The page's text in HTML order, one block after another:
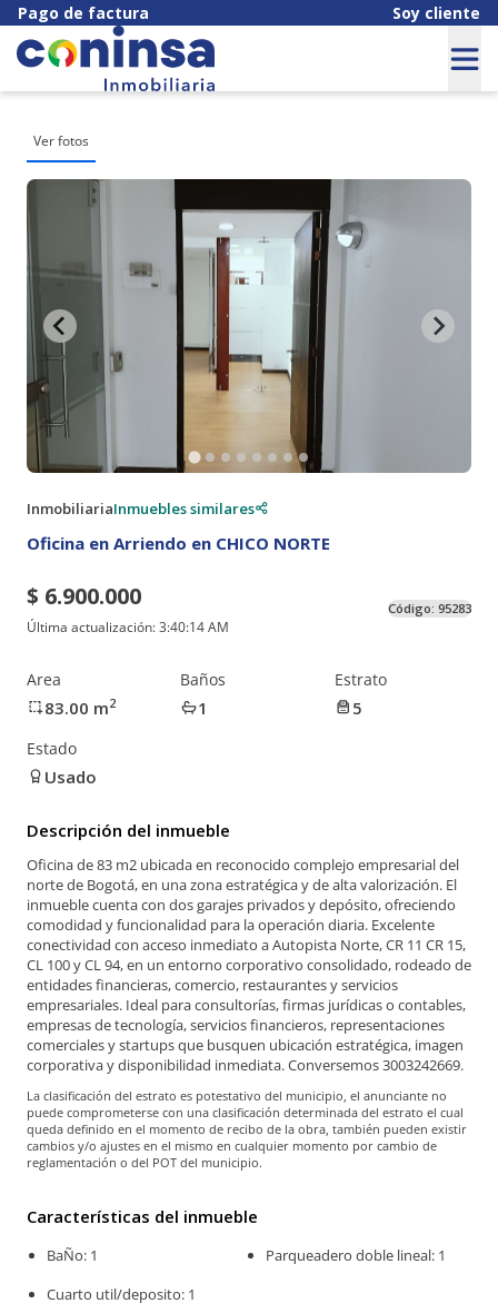
Pago de factura Soy cliente
Ver fotos
InmobiliariaInmuebles similares
Oficina en Arriendo en CHICO NORTE
$ 6.900.000
Última actualización:3:40:14 AM
Código: 95283
Area
83.00 m2
Baños
1
Estrato
5
Estado
Usado
Descripción del inmueble
Oficina de 83 m2 ubicada en reconocido complejo empresarial del
norte de Bogotá, en una zona estratégica y de alta valorización. El
inmueble cuenta con dos garajes privados y depósito, ofreciendo
comodidad y funcionalidad para la operación diaria. Excelente
conectividad con acceso inmediato a Autopista Norte, CR 11 CR 15,
CL 100 y CL 94, en un entorno corporativo consolidado, rodeado de
entidades financieras, comercio, restaurantes y servicios
empresariales. Ideal para consultorías, firmas jurídicas o contables,
empresas de tecnología, servicios financieros, representaciones
comerciales y startups que busquen ubicación estratégica, imagen
corporativa y disponibilidad inmediata. Conversemos 3003242669.
La clasificación del estrato es potestativo del municipio, el anunciante no
puede comprometerse con una clasificación determinada del estrato el cual
queda definido en el momento de recibo de la obra, también pueden existir
cambios y/o ajustes en el mismo en cualquier momento por cambio de
reglamentación o del POT del municipio.
Características del inmueble
BaÑo: 1
Cuarto util/deposito: 1
Parqueadero doble lineal: 1